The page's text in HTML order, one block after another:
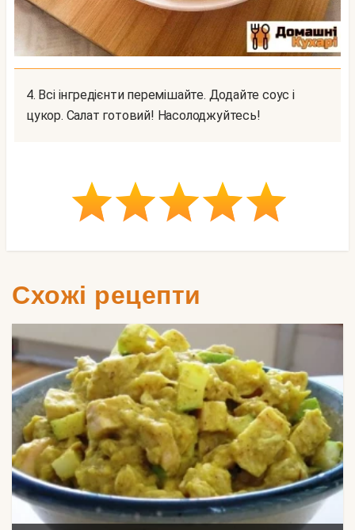
4. Всі інгредієнти перемішайте. Додайте соус і
цукор. Салат готовий! Насолоджуйтесь!
Схожі рецепти